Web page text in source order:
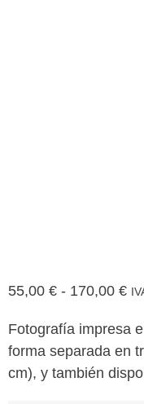
55,00 € - 170,00 €
Fotografía impresa
forma separada en
cm), y también